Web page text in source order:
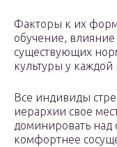
Факторы к их
обучение,
существующих
культуры у
Все индивиды
иерархии свое
доминировать
комфортнее